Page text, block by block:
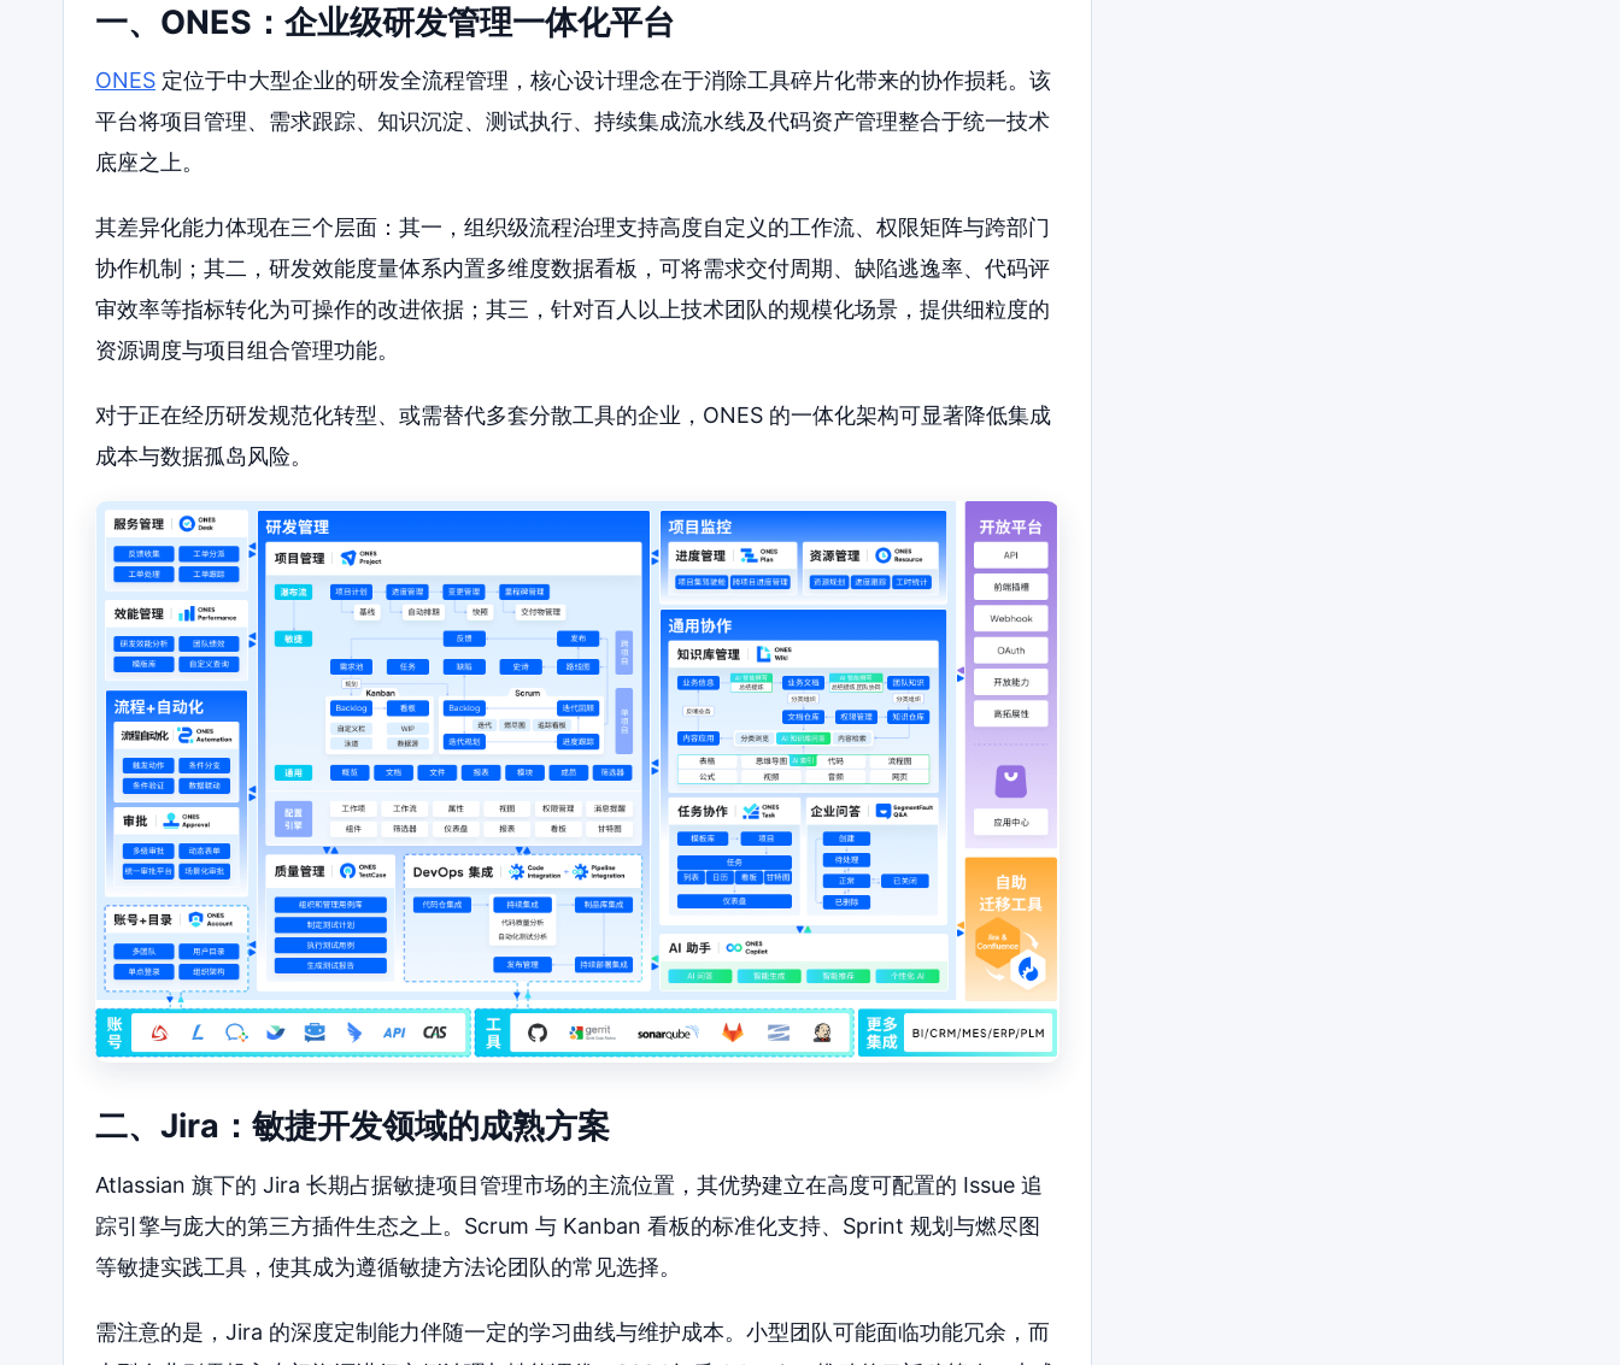
一、ONES：企业级研发管理一体化平台
ONES 定位于中大型企业的研发全流程管理，核心设计理念在于消除工具碎片化带来的协作损耗。该
平台将项目管理、需求跟踪、知识沉淀、测试执行、持续集成流水线及代码资产管理整合于统一技术
底座之上。
其差异化能力体现在三个层面：其一，组织级流程治理支持高度自定义的工作流、权限矩阵与跨部门
协作机制；其二，研发效能度量体系内置多维度数据看板，可将需求交付周期、缺陷逃逸率、代码评
审效率等指标转化为可操作的改进依据；其三，针对百人以上技术团队的规模化场景，提供细粒度的
资源调度与项目组合管理功能。
对于正在经历研发规范化转型、或需替代多套分散工具的企业，ONES 的一体化架构可显著降低集成
成本与数据孤岛风险。
二、Jira：敏捷开发领域的成熟方案
Atlassian 旗下的 Jira 长期占据敏捷项目管理市场的主流位置，其优势建立在高度可配置的 Issue 追
踪引擎与庞大的第三方插件生态之上。Scrum 与 Kanban 看板的标准化支持、Sprint 规划与燃尽图
等敏捷实践工具，使其成为遵循敏捷方法论团队的常见选择。
需注意的是，Jira 的深度定制能力伴随一定的学习曲线与维护成本。小型团队可能面临功能冗余，而